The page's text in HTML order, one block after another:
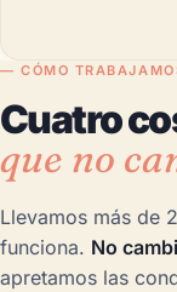
— CÓMO
Cuatro
que no
Llevamos más de
funciona. No
apretamos las